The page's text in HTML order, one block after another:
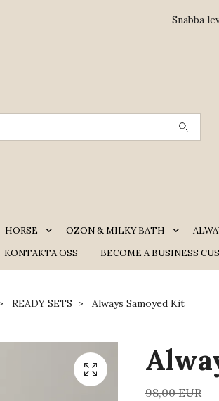
Snabba
HORSE OZON & MILKY BATH
KONTAKTA OSS BECOME A BUSINESS
READY SETS Always Samoyed Kit
98,00 EUR